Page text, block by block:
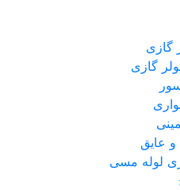
گازی
گازی
عایق
لوله مسی